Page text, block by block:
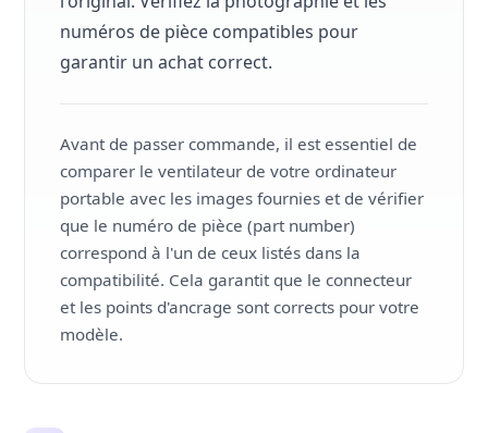
numéros de pièce compatibles pour
garantir un achat correct.
Avant de passer commande, il est essentiel de
comparer le ventilateur de votre ordinateur
portable avec les images fournies et de vérifier
que le numéro de pièce (part number)
correspond à l'un de ceux listés dans la
compatibilité. Cela garantit que le connecteur
et les points d'ancrage sont corrects pour votre
modèle.